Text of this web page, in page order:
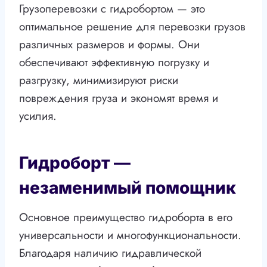
Грузоперевозки с гидробортом — это
оптимальное решение для перевозки грузов
различных размеров и формы. Они
обеспечивают эффективную погрузку и
разгрузку, минимизируют риски
повреждения груза и экономят время и
усилия.
Гидроборт —
незаменимый помощник
Основное преимущество гидроборта в его
универсальности и многофункциональности.
Благодаря наличию гидравлической